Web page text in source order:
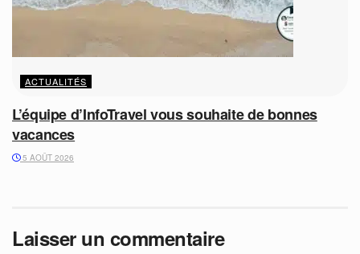
ACTUALITÉS
L’équipe d’InfoTravel vous souhaite de bonnes
vacances
5 AOÛT 2026
Laisser un commentaire